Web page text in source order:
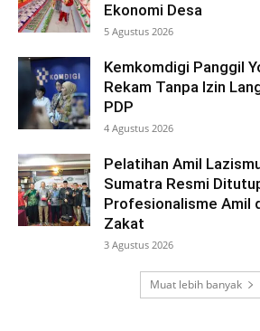
Ekonomi Desa
5 Agustus 2026
Kemkomdigi Panggil
Rekam Tanpa Izin
PDP
4 Agustus 2026
Pelatihan Amil
Sumatra Resmi
Profesionalisme Amil
Zakat
3 Agustus 2026
Muat lebih banyak